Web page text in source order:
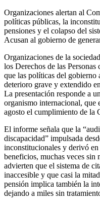
Organizaciones alertan al
políticas públicas, la
pensiones y el colapso del
Acusan al gobierno de
Organizaciones de la
los Derechos de las
que las políticas del gobierno
deterioro grave y extendido
La presentación responde a
organismo internacional, que
agosto el cumplimiento de la
El informe señala que la
discapacidad” impulsada
inconstitucionales y derivó
beneficios, muchas veces
advierten que el sistema de
inaccesible y que casi la
pensión implica también la
dejando a miles sin